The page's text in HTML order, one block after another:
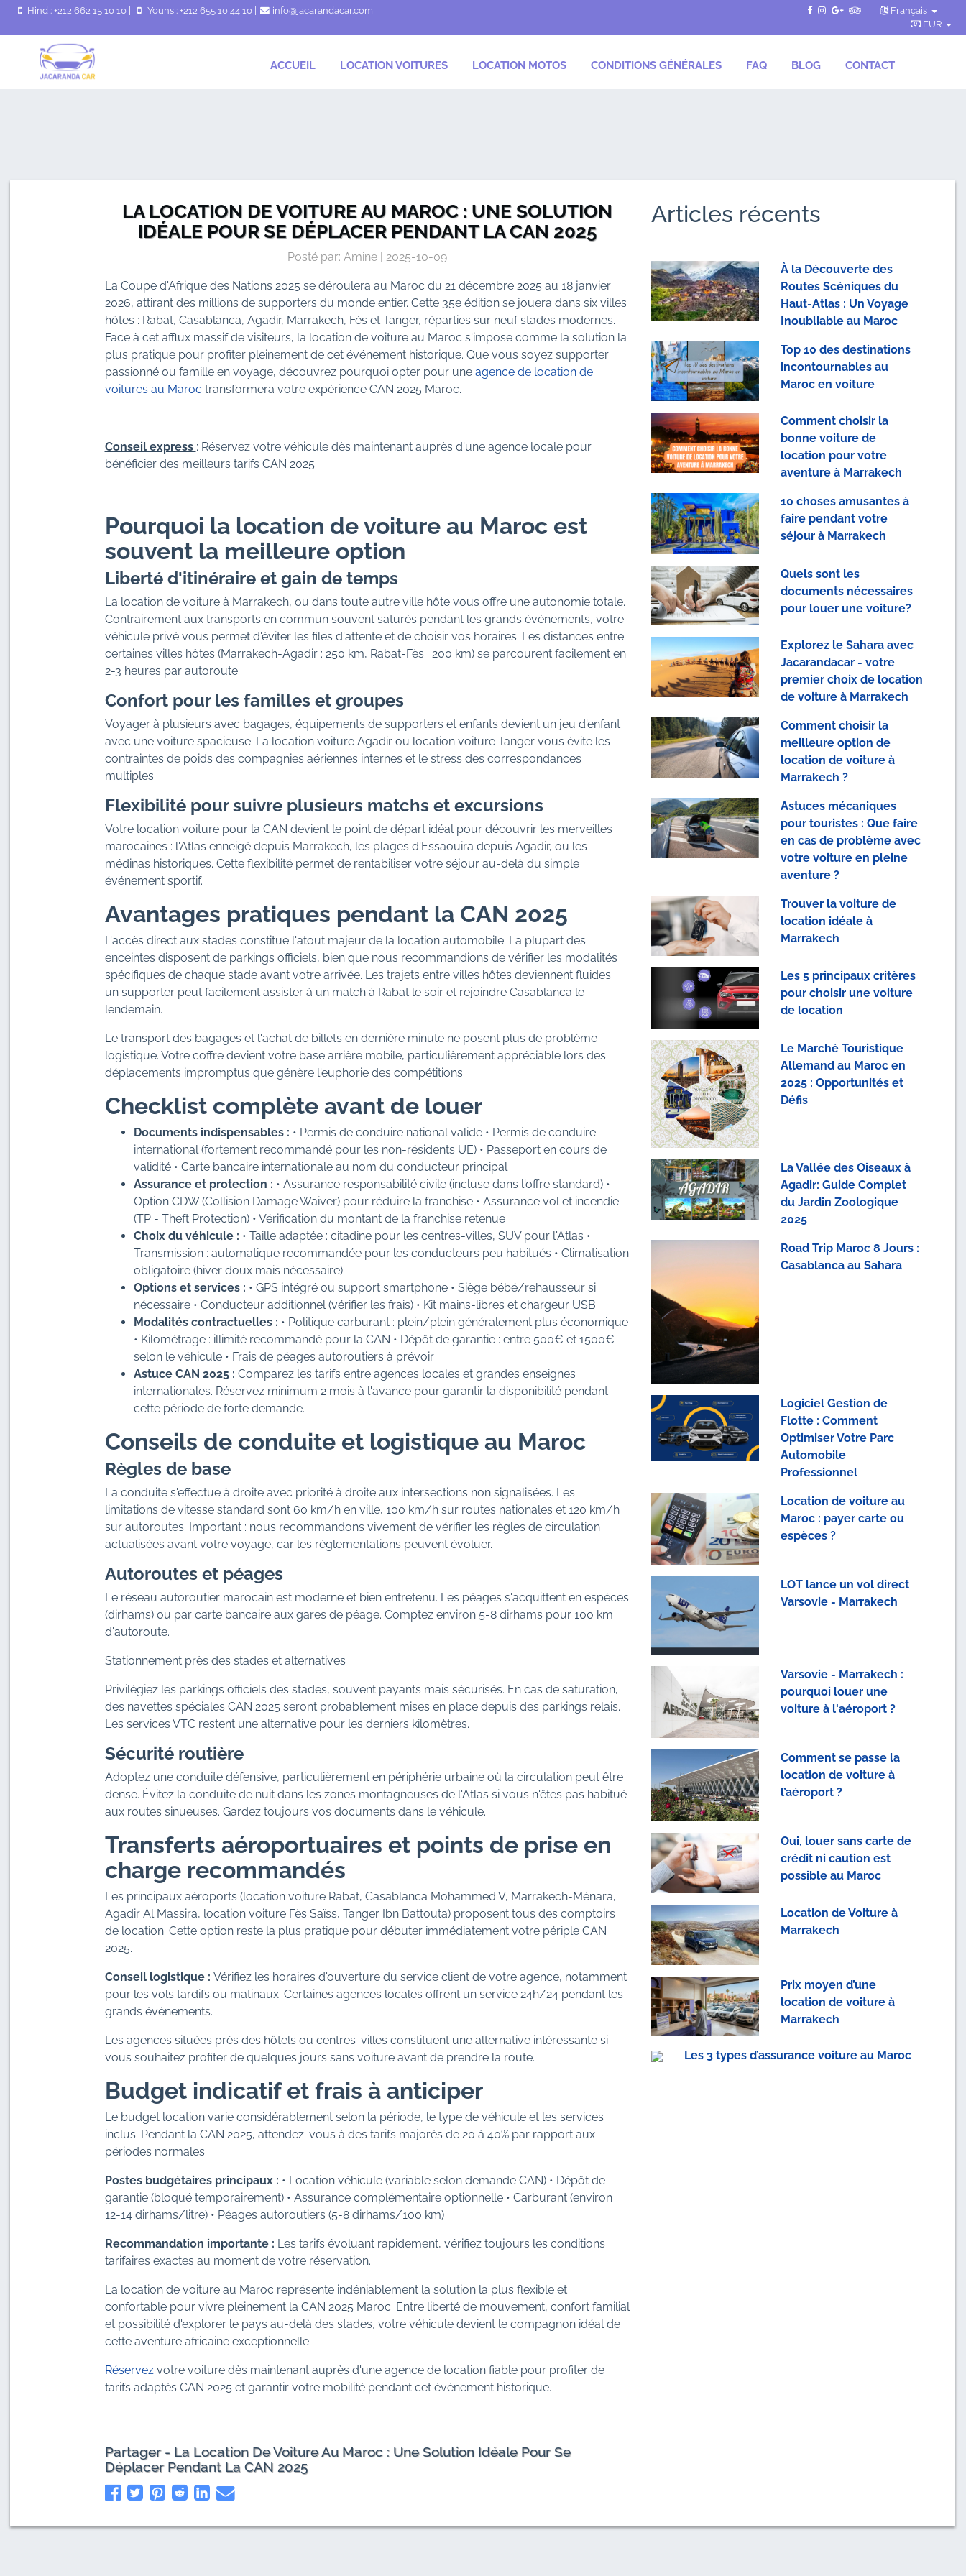
Hind : +212 662 15 10 10 Youns : +212 655 10 44 10 info@jacarandacar.com
Français
EUR
ACCUEIL LOCATION VOITURES LOCATION MOTOS CONDITIONS GÉNÉRALES FAQ BLOG CONTACT
LA LOCATION DE VOITURE AU MAROC : UNE SOLUTION
IDÉALE POUR SE DÉPLACER PENDANT LA CAN 2025
Posté par: Amine | 2025-10-09
La Coupe d'Afrique des Nations 2025 se déroulera au Maroc du 21 décembre 2025 au 18 janvier
2026, attirant des millions de supporters du monde entier. Cette 35e édition se jouera dans six villes
hôtes : Rabat, Casablanca, Agadir, Marrakech, Fès et Tanger, réparties sur neuf stades modernes.
Face à cet afflux massif de visiteurs, la location de voiture au Maroc s'impose comme la solution la
plus pratique pour profiter pleinement de cet événement historique. Que vous soyez supporter
passionné ou famille en voyage, découvrez pourquoi opter pour une agence de location de
voitures au Maroc transformera votre expérience CAN 2025 Maroc.
Conseil express : Réservez votre véhicule dès maintenant auprès d'une agence locale pour
bénéficier des meilleurs tarifs CAN 2025.
Pourquoi la location de voiture au Maroc est
souvent la meilleure option
Liberté d'itinéraire et gain de temps
La location de voiture à Marrakech, ou dans toute autre ville hôte vous offre une autonomie totale.
Contrairement aux transports en commun souvent saturés pendant les grands événements, votre
véhicule privé vous permet d'éviter les files d'attente et de choisir vos horaires. Les distances entre
certaines villes hôtes (Marrakech-Agadir : 250 km, Rabat-Fès : 200 km) se parcourent facilement en
2-3 heures par autoroute.
Confort pour les familles et groupes
Voyager à plusieurs avec bagages, équipements de supporters et enfants devient un jeu d'enfant
avec une voiture spacieuse. La location voiture Agadir ou location voiture Tanger vous évite les
contraintes de poids des compagnies aériennes internes et le stress des correspondances
multiples.
Flexibilité pour suivre plusieurs matchs et excursions
Votre location voiture pour la CAN devient le point de départ idéal pour découvrir les merveilles
marocaines : l'Atlas enneigé depuis Marrakech, les plages d'Essaouira depuis Agadir, ou les
médinas historiques. Cette flexibilité permet de rentabiliser votre séjour au-delà du simple
événement sportif.
Avantages pratiques pendant la CAN 2025
L'accès direct aux stades constitue l'atout majeur de la location automobile. La plupart des
enceintes disposent de parkings officiels, bien que nous recommandions de vérifier les modalités
spécifiques de chaque stade avant votre arrivée. Les trajets entre villes hôtes deviennent fluides :
un supporter peut facilement assister à un match à Rabat le soir et rejoindre Casablanca le
lendemain.
Le transport des bagages et l'achat de billets en dernière minute ne posent plus de problème
logistique. Votre coffre devient votre base arrière mobile, particulièrement appréciable lors des
déplacements impromptus que génère l'euphorie des compétitions.
Checklist complète avant de louer
Documents indispensables : • Permis de conduire national valide • Permis de conduire
international (fortement recommandé pour les non-résidents UE) • Passeport en cours de
validité • Carte bancaire internationale au nom du conducteur principal
Assurance et protection : • Assurance responsabilité civile (incluse dans l'offre standard) •
Option CDW (Collision Damage Waiver) pour réduire la franchise • Assurance vol et incendie
(TP - Theft Protection) • Vérification du montant de la franchise retenue
Choix du véhicule : • Taille adaptée : citadine pour les centres-villes, SUV pour l'Atlas •
Transmission : automatique recommandée pour les conducteurs peu habitués • Climatisation
obligatoire (hiver doux mais nécessaire)
Options et services : • GPS intégré ou support smartphone • Siège bébé/rehausseur si
nécessaire • Conducteur additionnel (vérifier les frais) • Kit mains-libres et chargeur USB
Modalités contractuelles : • Politique carburant : plein/plein généralement plus économique
• Kilométrage : illimité recommandé pour la CAN • Dépôt de garantie : entre 500€ et 1500€
selon le véhicule • Frais de péages autoroutiers à prévoir
Astuce CAN 2025 : Comparez les tarifs entre agences locales et grandes enseignes
internationales. Réservez minimum 2 mois à l'avance pour garantir la disponibilité pendant
cette période de forte demande.
Conseils de conduite et logistique au Maroc
Règles de base
La conduite s'effectue à droite avec priorité à droite aux intersections non signalisées. Les
limitations de vitesse standard sont 60 km/h en ville, 100 km/h sur routes nationales et 120 km/h
sur autoroutes. Important : nous recommandons vivement de vérifier les règles de circulation
actualisées avant votre voyage, car les réglementations peuvent évoluer.
Autoroutes et péages
Le réseau autoroutier marocain est moderne et bien entretenu. Les péages s'acquittent en espèces
(dirhams) ou par carte bancaire aux gares de péage. Comptez environ 5-8 dirhams pour 100 km
d'autoroute.
Stationnement près des stades et alternatives
Privilégiez les parkings officiels des stades, souvent payants mais sécurisés. En cas de saturation,
des navettes spéciales CAN 2025 seront probablement mises en place depuis des parkings relais.
Les services VTC restent une alternative pour les derniers kilomètres.
Sécurité routière
Adoptez une conduite défensive, particulièrement en périphérie urbaine où la circulation peut être
dense. Évitez la conduite de nuit dans les zones montagneuses de l'Atlas si vous n'êtes pas habitué
aux routes sinueuses. Gardez toujours vos documents dans le véhicule.
Transferts aéroportuaires et points de prise en
charge recommandés
Les principaux aéroports (location voiture Rabat, Casablanca Mohammed V, Marrakech-Ménara,
Agadir Al Massira, location voiture Fès Saïss, Tanger Ibn Battouta) proposent tous des comptoirs
de location. Cette option reste la plus pratique pour débuter immédiatement votre périple CAN
2025.
Conseil logistique : Vérifiez les horaires d'ouverture du service client de votre agence, notamment
pour les vols tardifs ou matinaux. Certaines agences locales offrent un service 24h/24 pendant les
grands événements.
Les agences situées près des hôtels ou centres-villes constituent une alternative intéressante si
vous souhaitez profiter de quelques jours sans voiture avant de prendre la route.
Budget indicatif et frais à anticiper
Le budget location varie considérablement selon la période, le type de véhicule et les services
inclus. Pendant la CAN 2025, attendez-vous à des tarifs majorés de 20 à 40% par rapport aux
périodes normales.
Postes budgétaires principaux : • Location véhicule (variable selon demande CAN) • Dépôt de
garantie (bloqué temporairement) • Assurance complémentaire optionnelle • Carburant (environ
12-14 dirhams/litre) • Péages autoroutiers (5-8 dirhams/100 km)
Recommandation importante : Les tarifs évoluant rapidement, vérifiez toujours les conditions
tarifaires exactes au moment de votre réservation.
La location de voiture au Maroc représente indéniablement la solution la plus flexible et
confortable pour vivre pleinement la CAN 2025 Maroc. Entre liberté de mouvement, confort familial
et possibilité d'explorer le pays au-delà des stades, votre véhicule devient le compagnon idéal de
cette aventure africaine exceptionnelle.
Réservezvotre voiture dès maintenant auprès d'une agence de location fiable pour profiter de
tarifs adaptés CAN 2025 et garantir votre mobilité pendant cet événement historique.
Partager - La Location De Voiture Au Maroc : Une Solution Idéale Pour Se
Déplacer Pendant La CAN 2025
Articles récents
À la Découverte des
Routes Scéniques du
Haut-Atlas : Un Voyage
Inoubliable au Maroc
Top 10 des destinations
incontournables au
Maroc en voiture
Comment choisir la
bonne voiture de
location pour votre
aventure à Marrakech
10 choses amusantes à
faire pendant votre
séjour à Marrakech
Quels sont les
documents nécessaires
pour louer une voiture?
Explorez le Sahara avec
Jacarandacar - votre
premier choix de location
de voiture à Marrakech
Comment choisir la
meilleure option de
location de voiture à
Marrakech ?
Astuces mécaniques
pour touristes : Que faire
en cas de problème avec
votre voiture en pleine
aventure ?
Trouver la voiture de
location idéale à
Marrakech
Les 5 principaux critères
pour choisir une voiture
de location
Le Marché Touristique
Allemand au Maroc en
2025 : Opportunités et
Défis
La Vallée des Oiseaux à
Agadir: Guide Complet
du Jardin Zoologique
2025
Road Trip Maroc 8 Jours :
Casablanca au Sahara
Logiciel Gestion de
Flotte : Comment
Optimiser Votre Parc
Automobile
Professionnel
Location de voiture au
Maroc : payer carte ou
espèces ?
LOT lance un vol direct
Varsovie - Marrakech
Varsovie - Marrakech :
pourquoi louer une
voiture à l'aéroport ?
Comment se passe la
location de voiture à
l’aéroport ?
Oui, louer sans carte de
crédit ni caution est
possible au Maroc
Location de Voiture à
Marrakech
Prix moyen d’une
location de voiture à
Marrakech
Les 3 types d’assurance voiture au Maroc